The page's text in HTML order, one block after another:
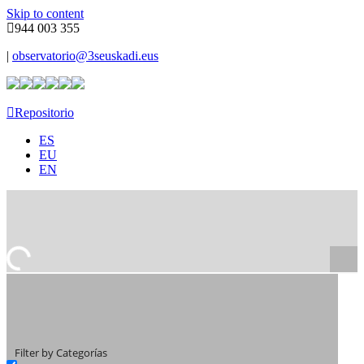
Skip to content
944 003 355
| observatorio@3seuskadi.eus
Repositorio
ES
EU
EN
Filter by Categorías